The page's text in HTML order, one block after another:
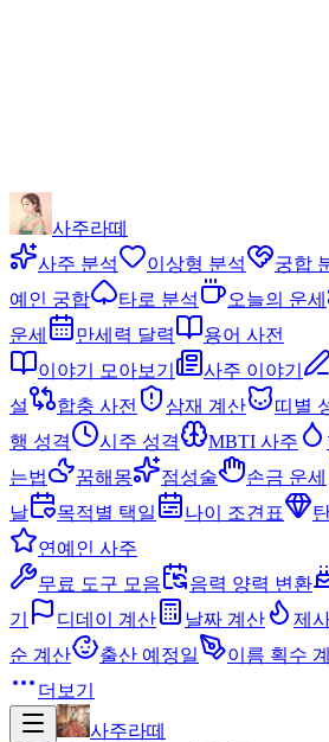
사주라떼
사주 분석
이상형 분석 궁합
예인 궁합
타로 분석 오늘의 운세
운세
만세력 달력
용어 사전
이야기 모아보기
사주 이야기
설
합충 사전 삼재 계산 띠별
행 성격
시주 성격 MBTI 사주
는법
꿈해몽 점성술 손금 운세
날
목적별 택일 나이 조견표
연예인 사주
무료 도구 모음
음력 양력 변환
기
디데이 계산 날짜 계산 제
순 계산
출산 예정일 이름 획수
더보기
사주라떼